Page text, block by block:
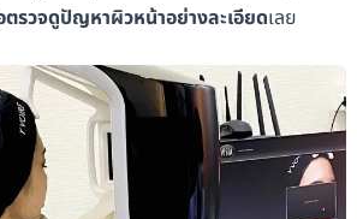
ตรวจดูปัญหาผิวหน้าอย่างละเอียดเลย